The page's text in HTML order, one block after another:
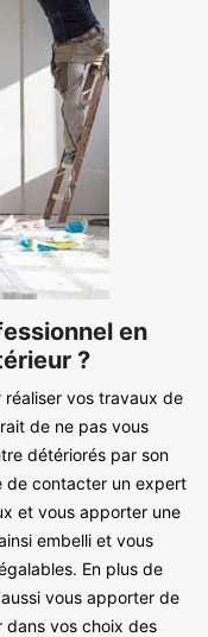
en
?
vos travaux de
de ne pas vous
détériorés par son
de contacter un expert
et vous apporter une
embelli et vous
En plus de
vous apporter de
dans vos choix des